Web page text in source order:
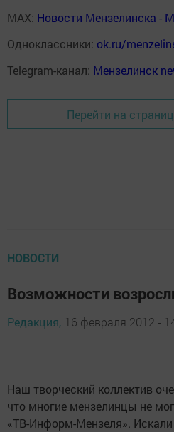
MAX: Новости Мензелинска -
Одноклассники: ok.ru/
Telegram-канал: Мензелинск
Перейти на
НОВОСТИ
Возможности
Редакция, 16 февраля 2012 -
Наш творческий коллек­тив
что многие мензе­линцы не
«ТВ-Информ-Мензеля».